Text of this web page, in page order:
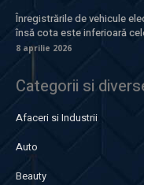
Înregistrările de vehicule
însă cota este inferioară
8 aprilie 2026
Categorii si
Afaceri si Industrii
Auto
Beauty